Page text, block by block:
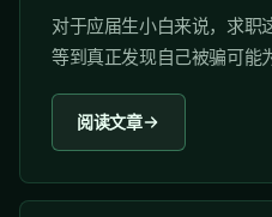
对于应届生小白来说，求职
等到真正发现自己被骗可能
约，既不想错过机会，又不
断一个公司是不是靠谱呢？
我们可以通过很多种方式，
阅读文章